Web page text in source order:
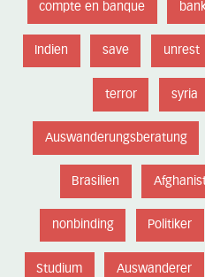
compte en banque
Indien save unrest
terror syria
Auswanderungsberatung
Brasilien
nonbinding Politiker
Studium Auswanderer